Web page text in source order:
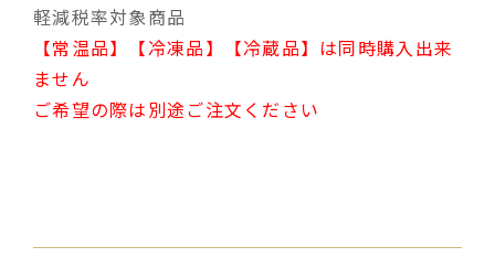
軽減税率対象商品
【常温品】【冷凍品】【冷蔵品】は同時購入出来
ません
ご希望の際は別途ご注文ください